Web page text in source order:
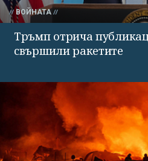
ВОЙНАТА
Тръмп отрича
свършили ракетите